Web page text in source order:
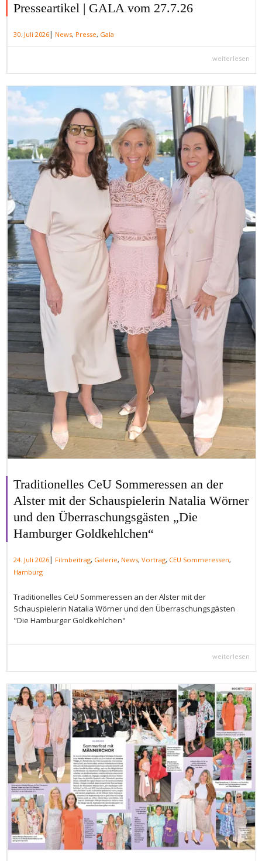
Presseartikel | GALA vom 27.7.26
30. Juli 2026| News, Presse, Gala
weiterlesen
Traditionelles CeU Sommeressen an der
Alster mit der Schauspielerin Natalia Wörner
und den Überraschungsgästen „Die
Hamburger Goldkehlchen“
24. Juli 2026| Filmbeitrag, Galerie, News, Vortrag, CEU Sommeressen,
Hamburg
Traditionelles CeU Sommeressen an der Alster mit der
Schauspielerin Natalia Wörner und den Überraschungsgästen
"Die Hamburger Goldkehlchen"
weiterlesen